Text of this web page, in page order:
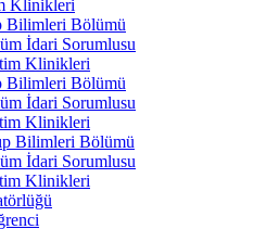
Klinikleri
Bilimleri Bölümü
İdari Sorumlusu
Klinikleri
Bilimleri Bölümü
İdari Sorumlusu
Klinikleri
Bilimleri Bölümü
İdari Sorumlusu
Klinikleri